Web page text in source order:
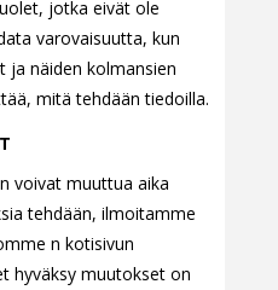
jotka eivät ole
varovaisuutta, kun
ja näiden kolmansien
mitä tehdään tiedoilla.
voivat muuttua aika
tehdään, ilmoitamme
n kotisivun
hyväksy muutokset on